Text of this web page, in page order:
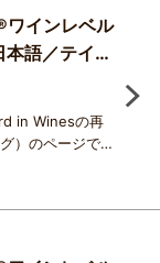
ワインレベル
語／テイス
in Winesの再
）のページで
ショートエッセ
がなされます。
たために、資格